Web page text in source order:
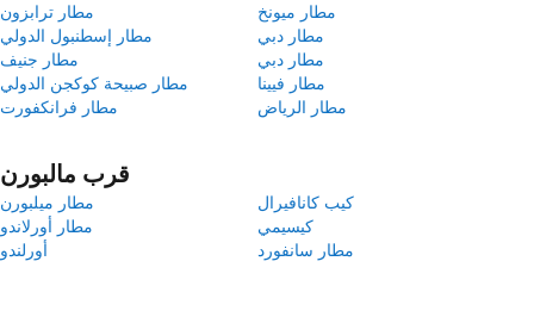
مطار ترابزون
مطار ميونخ
مطار إسطنبول الدولي
مطار دبي
مطار جنيف
مطار دبي
مطار صبيحة كوكجن الدولي
مطار فيينا
مطار فرانكفورت
مطار الرياض
قرب مالبورن
مطار ميلبورن
كيب كانافيرال
مطار أورلاندو
كيسيمي
أورلندو
مطار سانفورد